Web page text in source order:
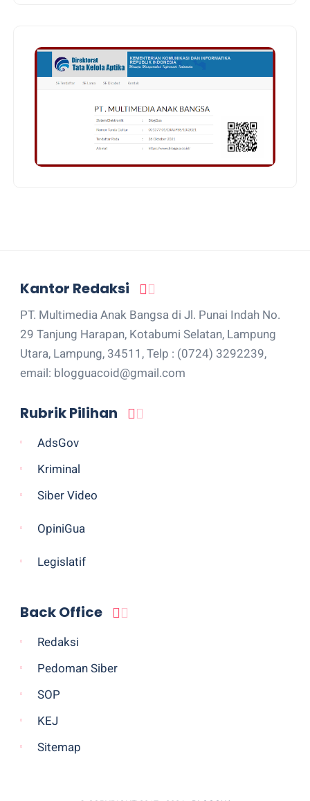
Kantor Redaksi
PT. Multimedia Anak Bangsa di Jl. Punai Indah No.
29 Tanjung Harapan, Kotabumi Selatan, Lampung
Utara, Lampung, 34511, Telp : (0724) 3292239,
email: blogguacoid@gmail.com
Rubrik Pilihan
AdsGov
Kriminal
Siber Video
OpiniGua
Legislatif
Back Office
Redaksi
Pedoman Siber
SOP
KEJ
Sitemap